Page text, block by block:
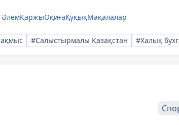
ӘлемҚаржыОқиғаҚұқықМақалалар
#Салыстырмалы Қазақстан #Халық